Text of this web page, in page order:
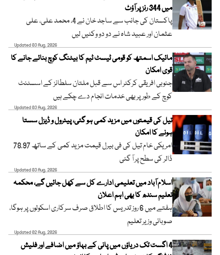
میں 344 رنز پر آؤٹ
پاکستان کی جانب سے ساجد خان نے 4، محمد علی، علی
عثمان اور عبید شاہ نے دو دو وکٹیں لیں
Updated 03 Aug, 2026
مائیک اسمتھ کو قومی ٹیسٹ ٹیم کا بیٹنگ کوچ بنائے جانے کا
قوی امکان
جنوبی افریقی کرکٹر اس سے قبل ملتان سلطانز کے اسسٹنٹ
کوچ کے طور پر بھی خدمات انجام دے چکے ہیں
Updated 03 Aug, 2026
تیل کی قیمتوں میں مزید کمی ہو گئی، پیٹرول و ڈیزل سستا
ہونے کا امکان
امریکی خام تیل کی فی بیرل قیمت مزید کمی کے ساتھ 78.97
ڈالر کی سطح پر آ گئی
Updated 03 Aug, 2026
اسلام آباد میں تعلیمی ادارے کل سے کھل جائیں گے، محکمہ
تعلیم سندھ کا بھی اہم اعلان
ہفتے میں 6 روز تدریس کا اطلاق صرف سرکاری اسکولوں پر ہوگا،
صوبائی وزیر تعلیم
Updated 02 Aug, 2026
4 اگست تک دریاؤں میں پانی کے بہاؤ میں اضافے اور فلیش